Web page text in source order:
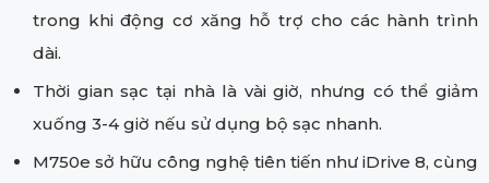
trong khi động cơ xăng hỗ trợ cho các hành trình
dài.
Thời gian sạc tại nhà là vài giờ, nhưng có thể giảm
xuống 3-4 giờ nếu sử dụng bộ sạc nhanh.
M750e sở hữu công nghệ tiên tiến như iDrive 8, cùng